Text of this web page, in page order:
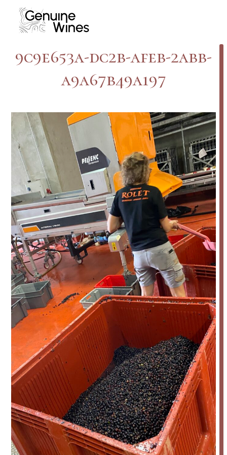
content
9c9e653a-dc2b-afeb-2abb-
a9a67b49a197